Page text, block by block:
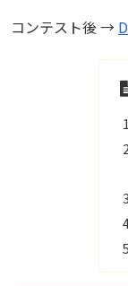
コンテスト後 → D